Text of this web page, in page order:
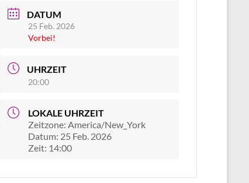
DATUM
25 Feb. 2026
Vorbei!
UHRZEIT
20:00
LOKALE UHRZEIT
Zeitzone:America/New_York
Datum: 25 Feb. 2026
Zeit: 14:00